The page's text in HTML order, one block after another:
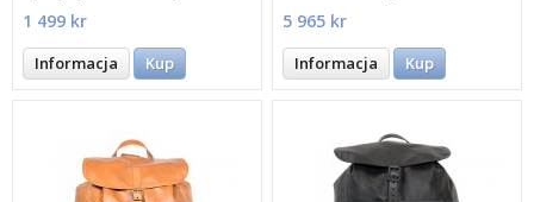
1 499 kr
Informacja Kup
5 965 kr
Informacja Kup